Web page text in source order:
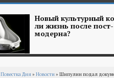
Новый культурный
ли жизнь после пост-
модерна?
Повестка Дня» Новости» Шипулин подал